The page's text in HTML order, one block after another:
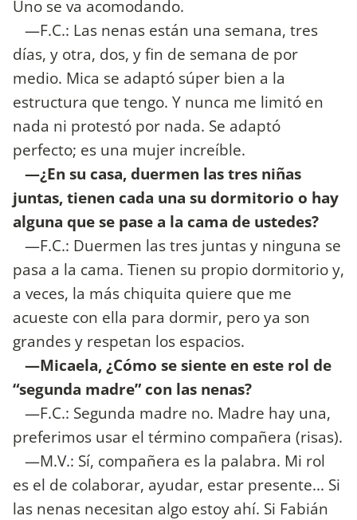
Uno se va acomodando.
—F.C.: Las nenas están una semana, tres
días, y otra, dos, y fin de semana de por
medio. Mica se adaptó súper bien a la
estructura que tengo. Y nunca me limitó en
nada ni protestó por nada. Se adaptó
perfecto; es una mujer increíble.
—¿En su casa, duermen las tres niñas
juntas, tienen cada una su dormitorio o hay
alguna que se pase a la cama de ustedes?
—F.C.: Duermen las tres juntas y ninguna se
pasa a la cama. Tienen su propio dormitorio y,
a veces, la más chiquita quiere que me
acueste con ella para dormir, pero ya son
grandes y respetan los espacios.
—Micaela, ¿Cómo se siente en este rol de
“segunda madre” con las nenas?
—F.C.: Segunda madre no. Madre hay una,
preferimos usar el término compañera (risas).
—M.V.: Sí, compañera es la palabra. Mi rol
es el de colaborar, ayudar, estar presente... Si
las nenas necesitan algo estoy ahí. Si Fabián